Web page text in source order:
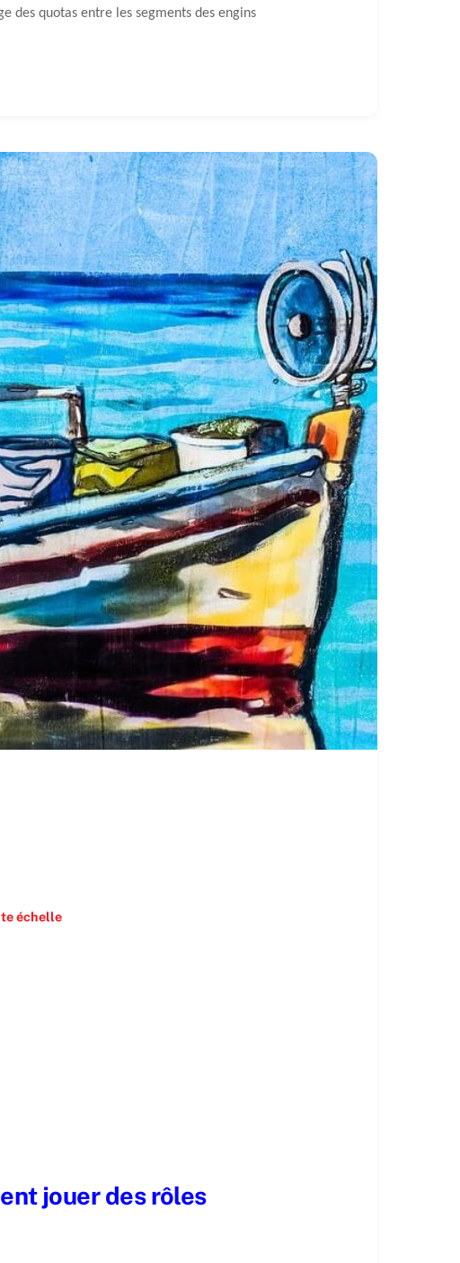
des quotas entre les segments des engins
échelle
jouer des rôles